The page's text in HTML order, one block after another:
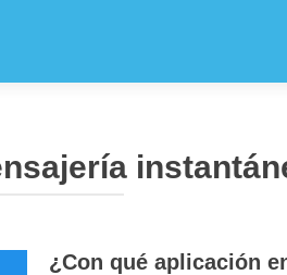
¿Con qué aplicación